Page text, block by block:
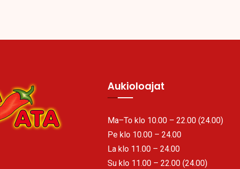
Aukioloajat
Ma–To klo 10.00 – 22.00 (24.00)
Pe klo 10.00 – 24.00
La klo 11.00 – 24.00
Su klo 11.00 – 22.00 (24.00)